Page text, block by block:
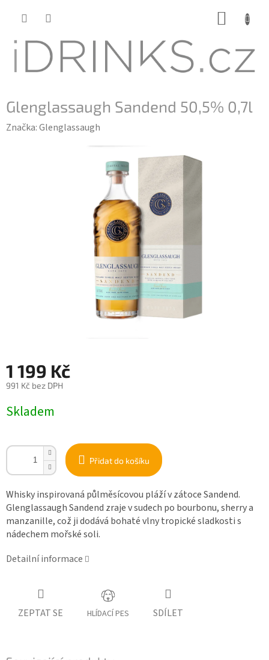
Glenglassaugh Sandend 50,5% 0,7l
Značka:Glenglassaugh
1 199 Kč
991 Kč bez DPH
cena:
Skladem
Přidat do košíku
Whisky inspirovaná půlměsícovou pláží v zátoce Sandend.
Glenglassaugh Sandend zraje v sudech po bourbonu, sherry a
manzanille, což ji dodává bohaté vlny tropické sladkosti s
nádechem mořské soli.
Detailní informace
ZEPTAT SE HLÍDACÍ PES SDÍLET